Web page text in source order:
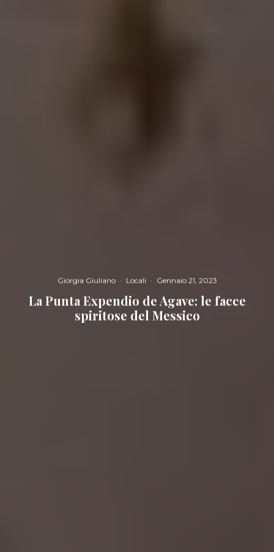
Giorgia Giuliano · Locali · Gennaio 21, 2023
La Punta Expendio de Agave: le facce
spiritose del Messico